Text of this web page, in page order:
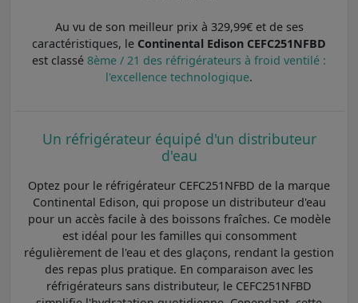
Au vu de son meilleur prix à 329,99€ et de ses
caractéristiques, le Continental Edison CEFC251NFBD
est classé 8ème / 21 des réfrigérateurs à froid ventilé :
l'excellence technologique.
Un réfrigérateur équipé d'un distributeur
d'eau
Optez pour le réfrigérateur CEFC251NFBD de la marque
Continental Edison, qui propose un distributeur d'eau
pour un accès facile à des boissons fraîches. Ce modèle
est idéal pour les familles qui consomment
régulièrement de l'eau et des glaçons, rendant la gestion
des repas plus pratique. En comparaison avec les
réfrigérateurs sans distributeur, le CEFC251NFBD